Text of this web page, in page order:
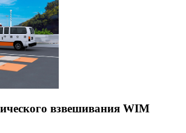
взвешивания WIM